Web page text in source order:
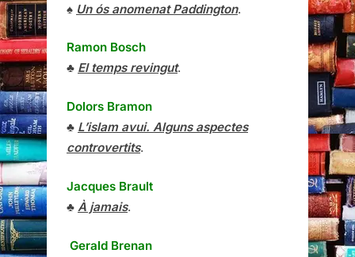
♠ Un ós anomenat Paddington.
Ramon Bosch
♣ El temps revingut.
Dolors Bramon
♣ L’islam avui. Alguns aspectes
controvertits.
Jacques Brault
♣ À jamais.
Gerald Brenan